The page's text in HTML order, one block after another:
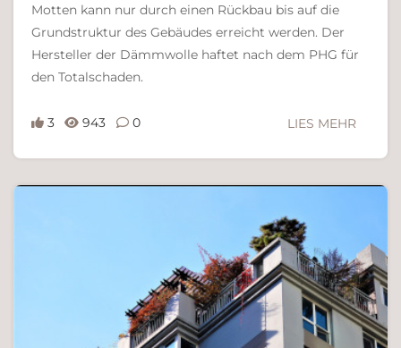
Motten kann nur durch einen Rückbau bis auf die
Grundstruktur des Gebäudes erreicht werden. Der
Hersteller der Dämmwolle haftet nach dem PHG für
den Totalschaden.
3 943 0 LIES MEHR